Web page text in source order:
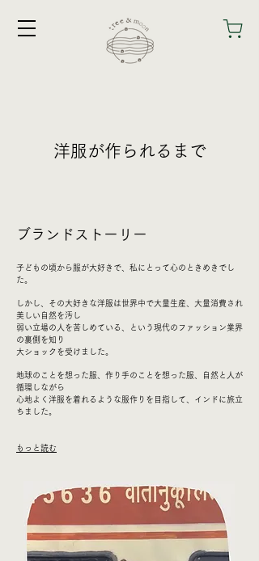
​洋服が作られるまで
ブランドストーリー
子どもの頃から服が大好きで、私にとって心のときめきでし
た。
​しかし、その大好きな洋服は世界中で大量生産、大量消費され
美しい自然を汚し
弱い立場の人を苦しめている、
という現代のファッション業界
の裏側を知り
大ショックを受けました。
地球のことを想った服、作り手のことを想った服、自然と人が
循環しながら
心地よく洋服を着れるような服作りを目指して、インドに旅立
ちました。
​もっと読む